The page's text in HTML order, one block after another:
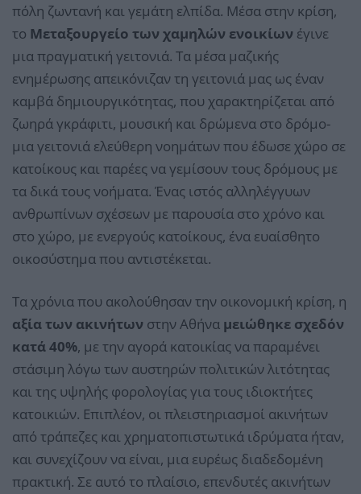
πόλη ζωντανή και γεμάτη ελπίδα. Μέσα στην κρίση,
το Μεταξουργείο των χαμηλών ενοικίων έγινε
μια πραγματική γειτονιά. Τα μέσα μαζικής
ενημέρωσης απεικόνιζαν τη γειτονιά μας ως έναν
καμβά δημιουργικότητας, που χαρακτηρίζεται από
ζωηρά γκράφιτι, μουσική και δρώμενα στο δρόμο-
μια γειτονιά ελεύθερη νοημάτων που έδωσε χώρο σε
κατοίκους και παρέες να γεμίσουν τους δρόμους με
τα δικά τους νοήματα. Ένας ιστός αλληλέγγυων
ανθρωπίνων σχέσεων με παρουσία στο χρόνο και
στο χώρο, με ενεργούς κατοίκους, ένα ευαίσθητο
οικοσύστημα που αντιστέκεται.
Τα χρόνια που ακολούθησαν την οικονομική κρίση, η
αξία των ακινήτων στην Αθήνα μειώθηκε σχεδόν
κατά 40%, με την αγορά κατοικίας να παραμένει
στάσιμη λόγω των αυστηρών πολιτικών λιτότητας
και της υψηλής φορολογίας για τους ιδιοκτήτες
κατοικιών. Επιπλέον, οι πλειστηριασμοί ακινήτων
από τράπεζες και χρηματοπιστωτικά ιδρύματα ήταν,
και συνεχίζουν να είναι, μια ευρέως διαδεδομένη
πρακτική. Σε αυτό το πλαίσιο, επενδυτές ακινήτων